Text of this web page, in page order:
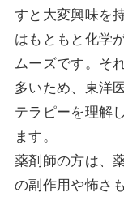
すと大変興味を
はもともと化学
ムーズです。そ
多いため、東洋
テラピーを理解
ます。
薬剤師の方は、
の副作用や怖さ